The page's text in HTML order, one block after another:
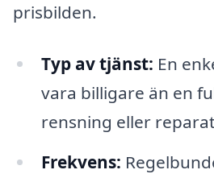
prisbilden.
Typ av tjänst: En
vara billigare än en
rensning eller
Frekvens: